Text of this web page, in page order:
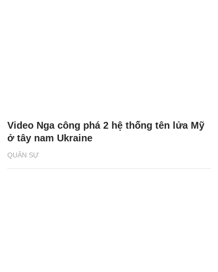
QUÂN SỰ
Video Nga công phá 2 hệ thống tên lửa Mỹ
ở tây nam Ukraine